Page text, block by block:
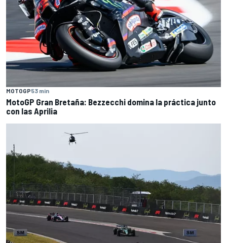
MOTOGP53 min
MotoGP Gran Bretaña: Bezzecchi domina la práctica junto
con las Aprilia